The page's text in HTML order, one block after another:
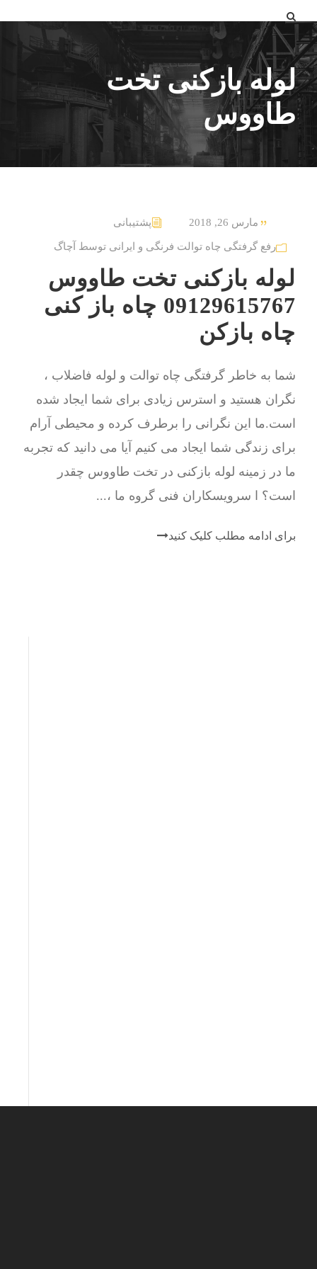
لوله بازکنی تخت
طاووس
مارس 26, 2018 پشتیبانی
رفع گرفتگی چاه توالت فرنگی و ایرانی توسط آچاگ
لوله بازکنی تخت طاووس
09129615767 چاه باز کنی
چاه بازکن
شما به خاطر گرفتگی چاه توالت و لوله فاضلاب ،
نگران هستید و استرس زیادی برای شما ایجاد شده
است.ما این نگرانی را برطرف کرده و محیطی آرام
برای زندگی شما ایجاد می کنیم آیا می دانید که تجربه
ما در زمینه لوله بازکنی در تخت طاووس چقدر
است؟ ا سرویسکاران فنی گروه ما ،...
برای ادامه مطلب کلیک کنید